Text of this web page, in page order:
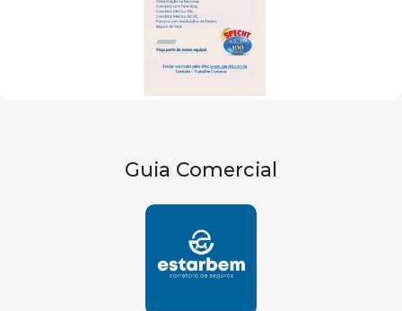
Guia Comercial